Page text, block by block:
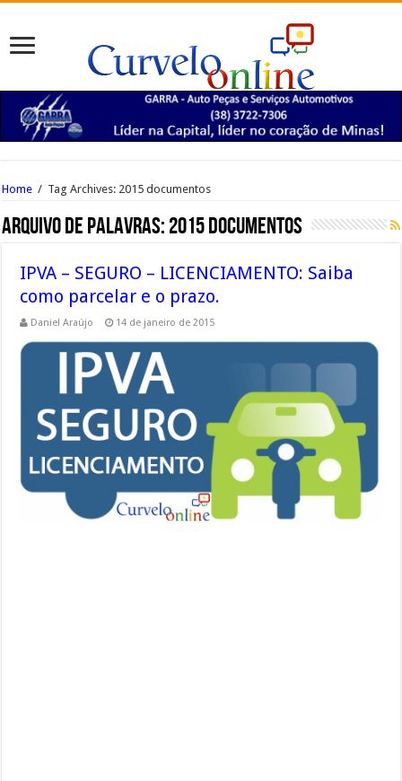
Home / Tag Archives: 2015 documentos
Arquivo de palavras:2015 documentos
IPVA – SEGURO – LICENCIAMENTO: Saiba
como parcelar e o prazo.
Daniel Araújo 14 de janeiro de 2015